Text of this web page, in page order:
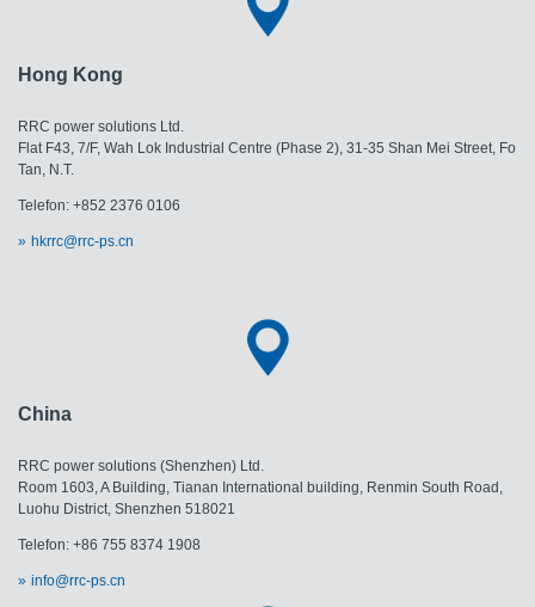
Hong Kong
RRC power solutions Ltd.
Flat F43, 7/F, Wah Lok Industrial Centre (Phase 2), 31-35 Shan Mei Street, Fo
Tan, N.T.
Telefon: +852 2376 0106
hkrrc@rrc-ps.cn
China
RRC power solutions (Shenzhen) Ltd.
Room 1603, A Building, Tianan International building, Renmin South Road,
Luohu District, Shenzhen 518021
Telefon: +86 755 8374 1908
info@rrc-ps.cn